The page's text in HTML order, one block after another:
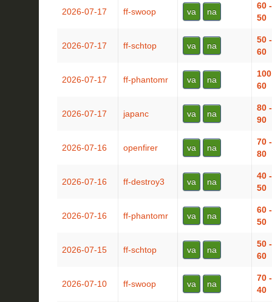
2026-07-17 ff-swoop va na
60 -
50
2026-07-17 ff-schtop va na
50 -
60
2026-07-17 ff-phantomr va na
60
2026-07-17 japanc va na
80 -
90
2026-07-16 openfirer va na
70 -
80
2026-07-16 ff-destroy3 va na
40 -
50
2026-07-16 ff-phantomr va na
60 -
50
2026-07-15 ff-schtop va na
50 -
60
2026-07-10 ff-swoop va na
70 -
40